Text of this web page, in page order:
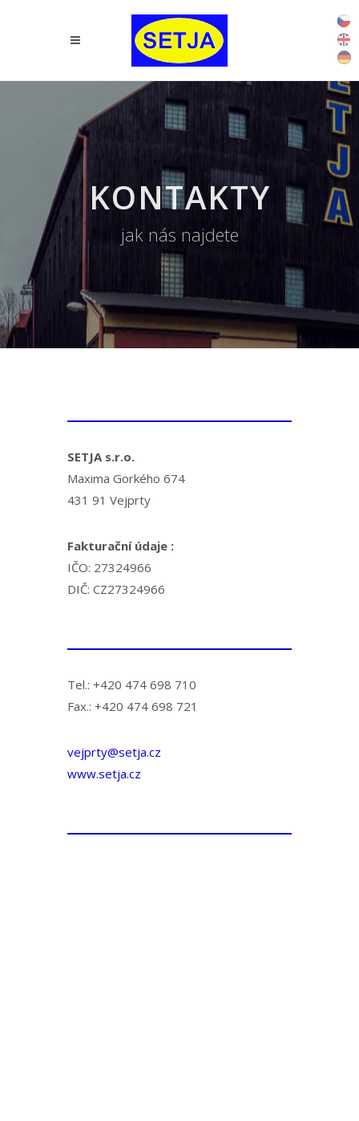
KONTAKTY
jak nás najdete
SETJA s.r.o.
Maxima Gorkého 674
431 91 Vejprty
Fakturační údaje :
IČO: 27324966
DIČ: CZ27324966
Tel.: +420 474 698 710
Fax.: +420 474 698 721
vejprty@setja.cz
www.setja.cz